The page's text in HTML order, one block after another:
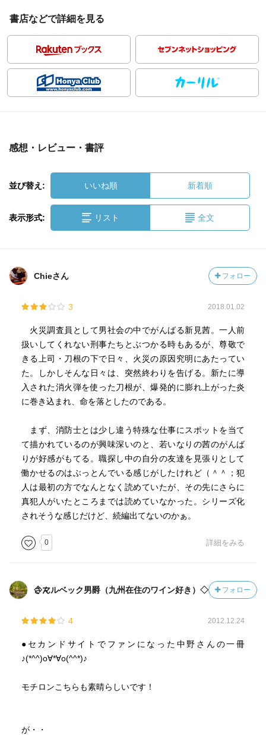
書店などで詳細を見る
感想・レビュー・書評
並び替え: いいね順 新着順
表示形式: リスト 全文
Chieさん フォロー
3 2018.01.02
火災調査員として男社会の中でがんばる新見茜。一人前
扱いしてくれない刑事たちとぶつかる時もあるが、尊敬で
きる上司・刀根の下で日々、火災の原因究明にあたってい
た。しかしそんな日々は、突然終わりを告げる。新たに導
入された消火弾を使った刀根が、爆発的に膨れ上がった炎
に巻き込まれ、命を落としたのである。
まず、消防士とは少し違う特殊な仕事にスポットを当て
て描かれているのが興味深いのと、若いなりの茜のがんば
りが好感がもてる。職探し中の自分の友達を見張りとして
働かせるのはぶっとんでいる感じがしたけれど（＾＾；犯
人は最初の方でなんとなく読めていたが、その先にさらに
真犯人がいたところまでは読めていなかった。シリーズ化
されそうな感じだけど、続編出てないのかぁ。
0 詳細をみる
◇マルベック男爵（九州在住のワイン好き）◇さん フォロー
4 2012.12.24
●セカンドサイトでファンになった中野さんの一冊
♪(*^^)o∀*∀o(^^*)♪
モチロンこちらも素晴らしいです！
が・・